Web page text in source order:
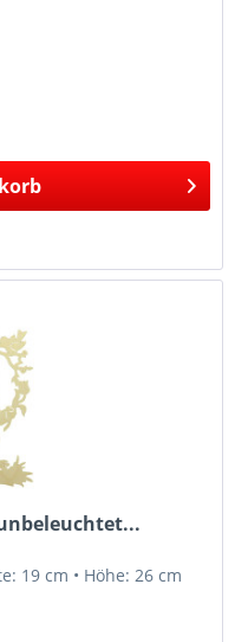
19 cm • Höhe: 26 cm